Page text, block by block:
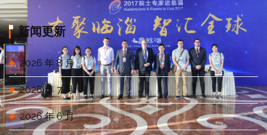
分
类新闻更新
2026 年 8 月
2026 年 7 月
2026 年 6 月